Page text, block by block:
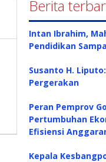
Berita
Intan Ibrahim,
Pendidikan
Susanto H.
Pergerakan
Peran Pemprov
Pertumbuhan
Efisiensi
Kepala